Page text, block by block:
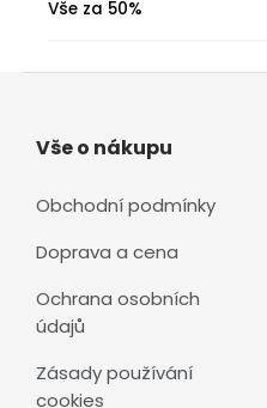
Vše za 50%
Vše o nákupu
Obchodní podmínky
Doprava a cena
Ochrana osobních
údajů
Zásady používání
cookies